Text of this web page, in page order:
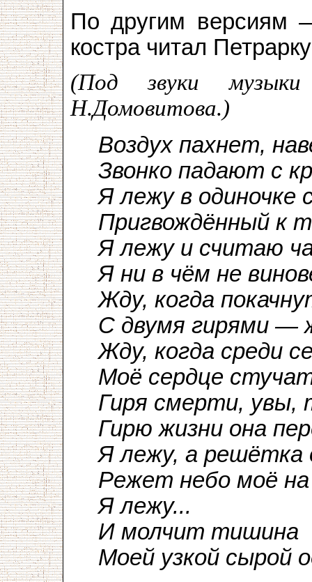
По другим версиям
костра читал
(Под звуки музыки
Н.Домовитова.)
Воздух пахнет,
Звонко падают с
Я лежу в одиночке
Пригвождённый к
Я лежу и считаю
Я ни в чём не
Жду, когда
С двумя гирями —
Жду, когда среди
Моё сердце
Гиря смерти, увы,
Гирю жизни она
Я лежу, а решётка
Режет небо моё на
Я лежу...
И молчит тишина
Моей узкой сырой